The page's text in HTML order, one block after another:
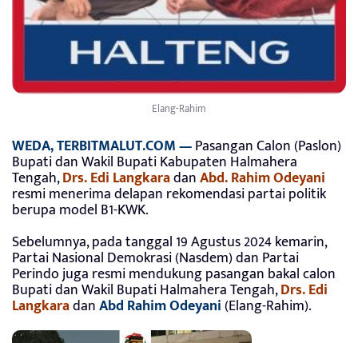
Elang-Rahim
WEDA, TERBITMALUT.COM —Pasangan Calon (Paslon)
Bupati dan Wakil Bupati Kabupaten Halmahera
Tengah,Drs. Edi LangkaradanAbd. Rahim Odeyani
resmi menerima delapan rekomendasi partai politik
berupa model B1-KWK.
Sebelumnya, pada tanggal 19 Agustus 2024 kemarin,
Partai Nasional Demokrasi (Nasdem) dan Partai
Perindo juga resmi mendukung pasangan bakal calon
Bupati dan Wakil Bupati Halmahera Tengah,Drs. Edi
LangkaradanAbd Rahim Odeyani(Elang-Rahim).